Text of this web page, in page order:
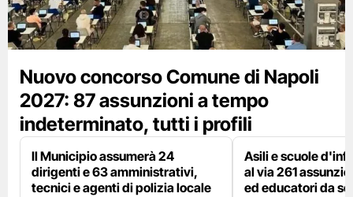
Nuovo concorso Comune di Napoli
2027: 87 assunzioni a tempo
indeterminato, tutti i profili
Il Municipio assumerà 24
dirigenti e 63 amministrativi,
tecnici e agenti di polizia locale
Asili e scuole
al via 261
ed educatori da